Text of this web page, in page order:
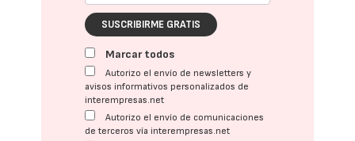
SUSCRIBIRME GRATIS
Marcar todos
Autorizo el envío de newsletters y
avisos informativos personalizados de
interempresas.net
Autorizo el envío de comunicaciones
de terceros vía interempresas.net